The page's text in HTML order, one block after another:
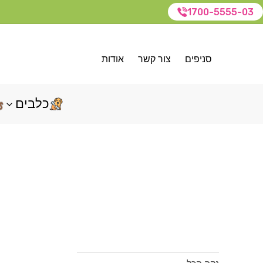
1700-5555-03
סניפים צור קשר אודות
כלבים